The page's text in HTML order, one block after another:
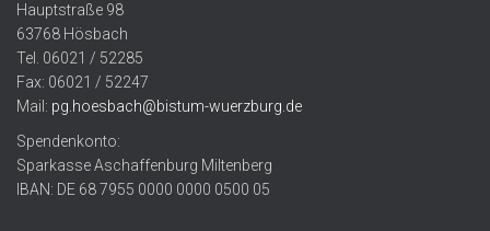
Hauptstraße 98
63768 Hösbach
Tel. 06021 / 52285
Fax: 06021 / 52247
Mail: pg.hoesbach@bistum-wuerzburg.de
Spendenkonto:
Sparkasse Aschaffenburg Miltenberg
IBAN: DE 68 7955 0000 0000 0500 05